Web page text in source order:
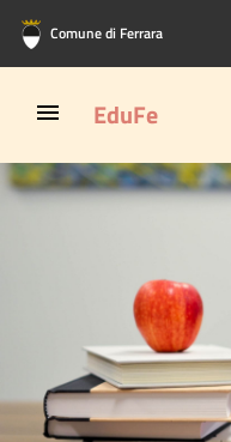
Vai al contenuto principale
Vai al footer
Comune di Ferrara
EduFe